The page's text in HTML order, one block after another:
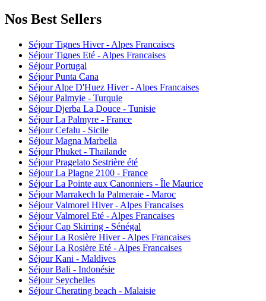
Nos Best Sellers
Séjour Tignes Hiver - Alpes Francaises
Séjour Tignes Eté - Alpes Francaises
Séjour Portugal
Séjour Punta Cana
Séjour Alpe D'Huez Hiver - Alpes Francaises
Séjour Palmyie - Turquie
Séjour Djerba La Douce - Tunisie
Séjour La Palmyre - France
Séjour Cefalu - Sicile
Séjour Magna Marbella
Séjour Phuket - Thailande
Séjour Pragelato Sestrière été
Séjour La Plagne 2100 - France
Séjour La Pointe aux Canonniers - Île Maurice
Séjour Marrakech la Palmeraie - Maroc
Séjour Valmorel Hiver - Alpes Francaises
Séjour Valmorel Eté - Alpes Francaises
Séjour Cap Skirring - Sénégal
Séjour La Rosière Hiver - Alpes Francaises
Séjour La Rosière Eté - Alpes Francaises
Séjour Kani - Maldives
Séjour Bali - Indonésie
Séjour Seychelles
Séjour Cherating beach - Malaisie